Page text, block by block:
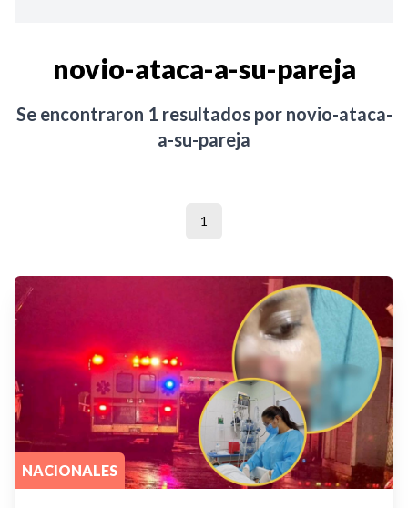
novio-ataca-a-su-pareja
Se encontraron 1 resultados por novio-ataca-
a-su-pareja
1
NACIONALES